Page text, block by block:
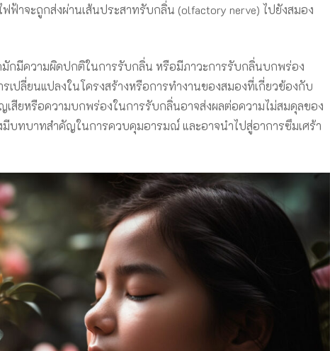
าจะถูกส่งผ่านเส้นประสาทรับกลิ่น (olfactory nerve) ไปยังสมอง
กมีความผิดปกติในการรับกลิ่น หรือมีภาวะการรับกลิ่นบกพร่อง
เปลี่ยนแปลงในโครงสร้างหรือการทำงานของสมองที่เกี่ยวข้องกับ
สียหรือความบกพร่องในการรับกลิ่นอาจส่งผลต่อความไม่สมดุลของ
มีบทบาทสำคัญในการควบคุมอารมณ์ และอาจนำไปสู่อาการซึมเศร้า